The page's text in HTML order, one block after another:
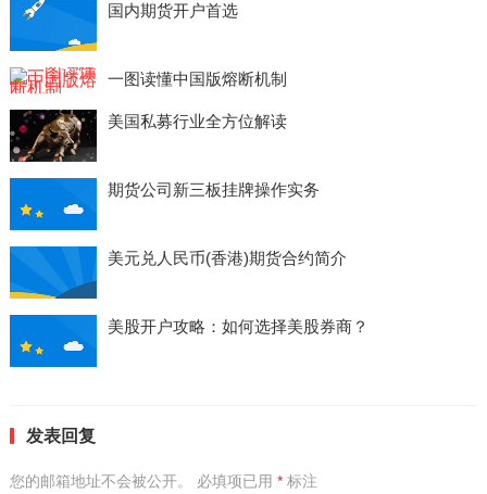
国内期货开户首选
一图读懂中国版熔断机制
美国私募行业全方位解读
期货公司新三板挂牌操作实务
美元兑人民币(香港)期货合约简介
美股开户攻略：如何选择美股券商？
发表回复
您的邮箱地址不会被公开。 必填项已用 *标注